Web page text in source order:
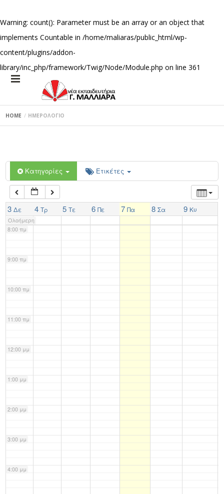
Warning: count(): Parameter must be an array or an object that
implements Countable in /home/maliaras/public_html/wp-
content/plugins/addon-
library/inc_php/framework/Twig/Node/Module.php on line 361
HOME ΗΜΕΡΟΛΟΓΙΟ
Κατηγορίες Ετικέτες
3 Δε 4 Τρ 5 Τε 6 Πε 7 Πα 8 Σα 9 Κυ
Ολοήμερη
1:00 πμ
2:00 πμ
3:00 πμ
6:00 πμ
7:00 πμ
8:00 πμ
9:00 πμ
10:00 πμ
11:00 πμ
12:00 μμ
1:00 μμ
2:00 μμ
3:00 μμ
4:00 μμ